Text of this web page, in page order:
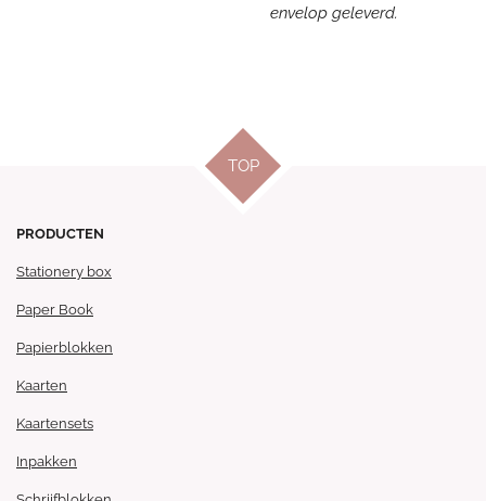
envelop geleverd.
TOP
PRODUCTEN
Stationery box
Paper Book
Papierblokken
Kaarten
Kaartensets
Inpakken